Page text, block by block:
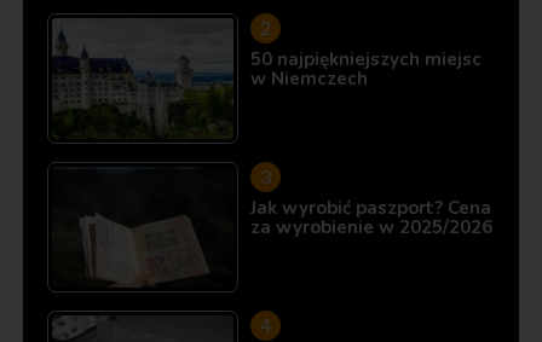
50 najpiękniejszych miejsc
w Niemczech
Jak wyrobić paszport? Cena
za wyrobienie w 2025/2026